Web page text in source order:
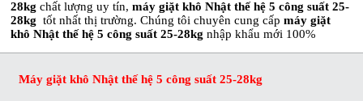
28kgchất lượng uy tín,máy giặt khô Nhật thế hệ 5 công suất 25-
28kg tốt nhất thị trường. Chúng tôi chuyên cung cấpmáy giặt
khô Nhật thế hệ 5 công suất 25-28kg nhập khẩu mới 100%
Máy giặt khô Nhật thế hệ 5 công suất 25-28kg